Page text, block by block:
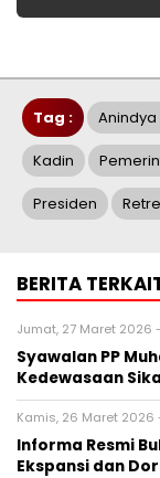
Tag : Anindya
Kadin
Presiden
BERITA
Jumat, 27 Maret 2026
Syawalan PP
Kedewasaan
Kamis, 26 Maret 2026
Informa Resmi
Ekspansi dan